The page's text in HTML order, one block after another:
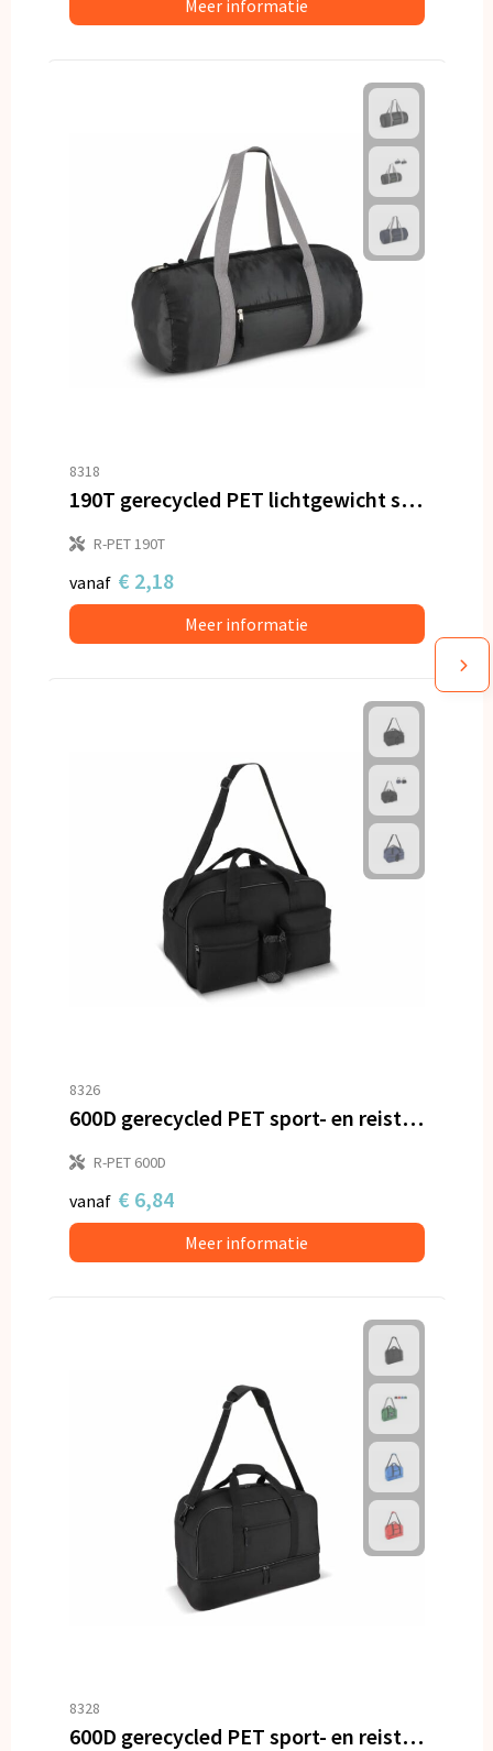
Meer informatie
8318
190T gerecycled PET lichtgewicht sport- en reistas 48 x 23 x 23 cm 20 L
R-PET 190T
vanaf € 2,18
Meer informatie
8326
600D gerecycled PET sport- en reistas 46 x 21 x 27.5 cm 25 L
R-PET 600D
vanaf € 6,84
Meer informatie
8328
600D gerecycled PET sport- en reistas 55.5 x 25 x 36 cm 50 L